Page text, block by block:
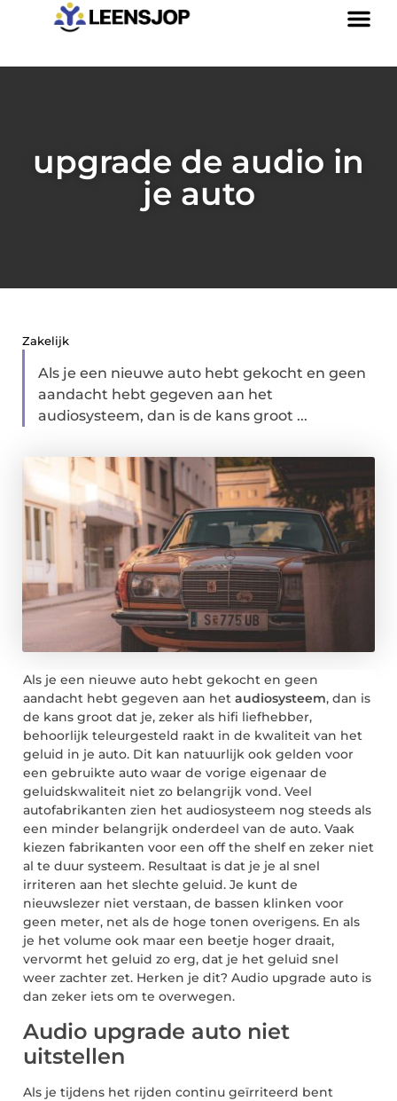
upgrade de audio in
je auto
Zakelijk
Als je een nieuwe auto hebt gekocht en geen
aandacht hebt gegeven aan het
audiosysteem, dan is de kans groot ...
Als je een nieuwe auto hebt gekocht en geen
aandacht hebt gegeven aan het audiosysteem, dan is
de kans groot dat je, zeker als hifi liefhebber,
behoorlijk teleurgesteld raakt in de kwaliteit van het
geluid in je auto. Dit kan natuurlijk ook gelden voor
een gebruikte auto waar de vorige eigenaar de
geluidskwaliteit niet zo belangrijk vond. Veel
autofabrikanten zien het audiosysteem nog steeds als
een minder belangrijk onderdeel van de auto. Vaak
kiezen fabrikanten voor een off the shelf en zeker niet
al te duur systeem. Resultaat is dat je je al snel
irriteren aan het slechte geluid. Je kunt de
nieuwslezer niet verstaan, de bassen klinken voor
geen meter, net als de hoge tonen overigens. En als
je het volume ook maar een beetje hoger draait,
vervormt het geluid zo erg, dat je het geluid snel
weer zachter zet. Herken je dit? Audio upgrade auto is
dan zeker iets om te overwegen.
Audio upgrade auto niet
uitstellen
Als je tijdens het rijden continu geïrriteerd bent